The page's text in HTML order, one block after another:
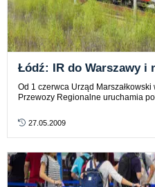
Łódź: IR do Warszawy i
Od 1 czerwca Urząd
Przewozy Regionalne uruchamia
27.05.2009